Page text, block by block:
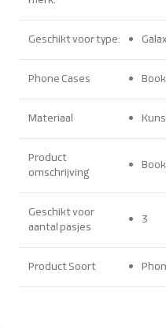
Geschikt voor type:
Phone Cases
Materiaal
Product
omschrijving
Geschikt voor
aantal pasjes
3
Product Soort